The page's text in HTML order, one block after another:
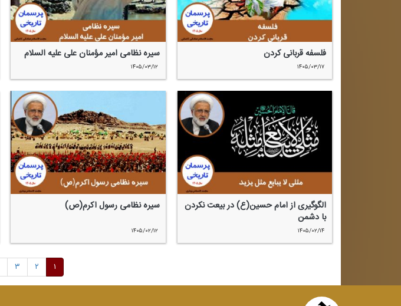
فلسفه قربانی كردن
۱۴۰۵/۰۳/۱۷
سیره نظامی امیر مؤمنان علی علیه السلام
۱۴۰۵/۰۳/۱۲
الگوگیری از امام حسین(ع) در بیعت نكردن
با دشمن
۱۴۰۵/۰۲/۱۴
سیره نظامی رسول اكرم(ص)
۱۴۰۵/۰۲/۱۲
۱ ۲ ۳